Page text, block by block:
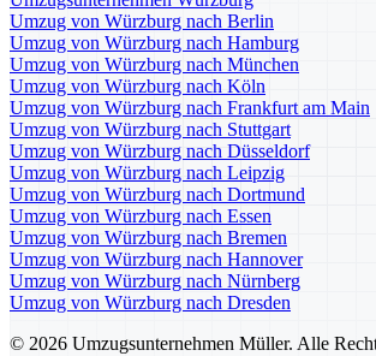
Umzug von Würzburg nach Berlin
Umzug von Würzburg nach Hamburg
Umzug von Würzburg nach München
Umzug von Würzburg nach Köln
Umzug von Würzburg nach Frankfurt am Main
Umzug von Würzburg nach Stuttgart
Umzug von Würzburg nach Düsseldorf
Umzug von Würzburg nach Leipzig
Umzug von Würzburg nach Dortmund
Umzug von Würzburg nach Essen
Umzug von Würzburg nach Bremen
Umzug von Würzburg nach Hannover
Umzug von Würzburg nach Nürnberg
Umzug von Würzburg nach Dresden
© 2026 Umzugsunternehmen Müller. Alle